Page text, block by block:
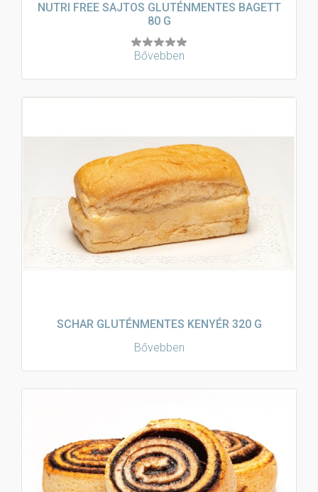
NUTRI FREE SAJTOS GLUTÉNMENTES BAGETT
80 G
Értékelés:
5.00/ 5
Bővebben
SCHAR GLUTÉNMENTES KENYÉR 320 G
Bővebben